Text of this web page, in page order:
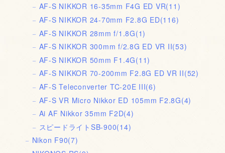
AF-S NIKKOR 16-35mm F4G ED VR(11)
AF-S NIKKOR 24-70mm F2.8G ED(116)
AF-S NIKKOR 28mm f/1.8G(1)
AF-S NIKKOR 300mm f/2.8G ED VR II(53)
AF-S NIKKOR 50mm F1.4G(11)
AF-S NIKKOR 70-200mm F2.8G ED VR II(52)
AF-S Teleconverter TC-20E III(6)
AF-S VR Micro Nikkor ED 105mm F2.8G(4)
Ai AF Nikkor 35mm F2D(4)
スピードライトSB-900(14)
Nikon F90(7)